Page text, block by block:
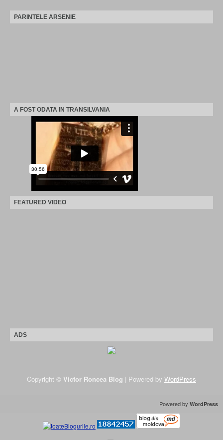
PARINTELE ARSENIE
A FOST ODATA IN TRANSILVANIA
FEATURED VIDEO
ADS
Copyright © Victor Roncea Blog | Powered by WordPress
Powered by WordPress